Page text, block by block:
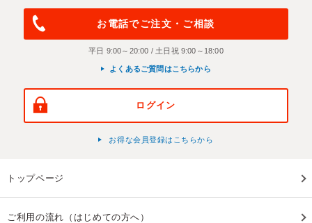
お電話でご注文・ご相談
平日 9:00～20:00 / 土日祝 9:00～18:00
よくあるご質問はこちらから
ログイン
お得な会員登録はこちらから
トップページ
ご利用の流れ（はじめての方へ）